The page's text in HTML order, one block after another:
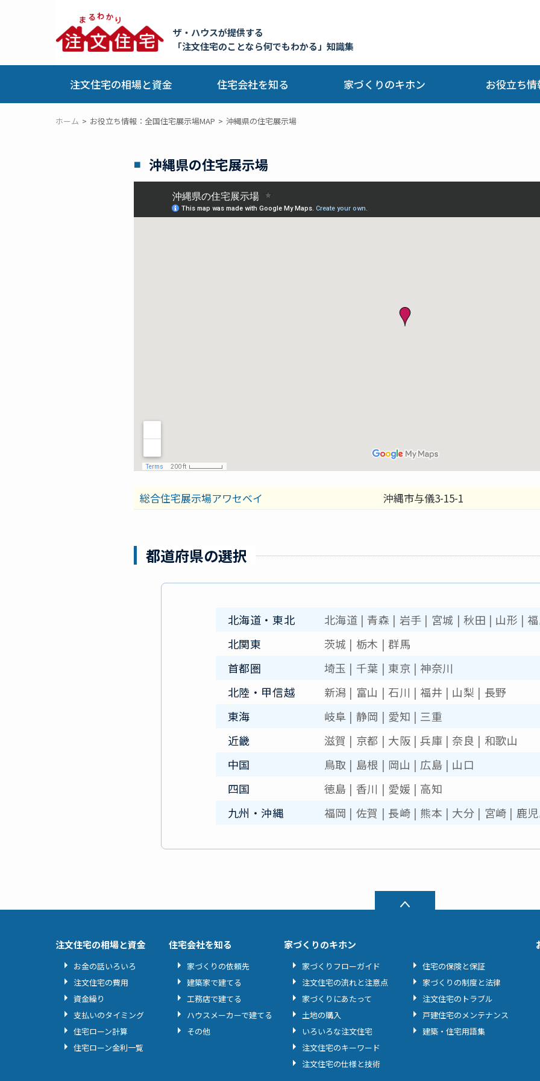
ザ・ハウスが提供する
「注文住宅のことなら何でもわかる」知識集
注文住宅の相場と資金 住宅会社を知る 家づくりのキホン お役立ち情
ホーム お役立ち情報：全国住宅展示場MAP 沖縄県の住宅展示場
沖縄県の住宅展示場
総合住宅展示場アワセベイ 沖縄市与儀3-15-1
都道府県の選択
北海道・東北 北海道 |青森 | 岩手 | 宮城 | 秋田 | 山形 |
北関東
茨城 | 栃木 | 群馬
首都圏
埼玉 | 千葉 | 東京 | 神奈川
北陸・甲信越
新潟 | 富山 | 石川 | 福井 | 山梨 | 長野
東海
岐阜 | 静岡 | 愛知 | 三重
近畿
滋賀 | 京都 | 大阪 |兵庫 | 奈良 | 和歌山
中国
鳥取 | 島根 | 岡山 | 広島 | 山口
四国
徳島 | 香川 | 愛媛 | 高知
九州・沖縄
福岡 | 佐賀 | 長崎 | 熊本 | 大分 | 宮崎 | 鹿
注文住宅の相場と資金
お金の話いろいろ
注文住宅の費用
資金繰り
支払いのタイミング
住宅ローン計算
住宅ローン金利一覧
住宅会社を知る
家づくりの依頼先
建築家で建てる
工務店で建てる
ハウスメーカーで建てる
その他
家づくりのキホン
家づくりフローガイド
注文住宅の流れと注意点
家づくりにあたって
土地の購入
いろいろな注文住宅
注文住宅のキーワード
注文住宅の仕様と技術
住宅の保険と保証
家づくりの制度と法律
注文住宅のトラブル
戸建住宅のメンテナンス
建築・住宅用語集